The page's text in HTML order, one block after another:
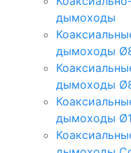
дымоходы
дымоходы
дымоходы
дымоходы